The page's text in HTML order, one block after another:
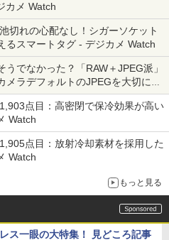
カメ Watch
切れの心配なし！シガーソケット
るスマートタグ - デジカメ Watch
でなかった？「RAW＋JPEG派」
ラデフォルトのJPEGを大切にす
点目：高密閉で保冷効果が高い
Watch
点目：放射冷却素材を採用した
Watch
もっと見る
ス一眼の大特集！ 見どころ記事